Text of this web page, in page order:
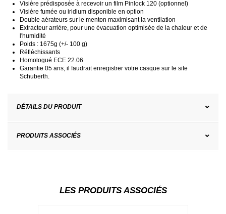
Visière prédisposée à recevoir un film Pinlock 120 (optionnel)
Visière fumée ou iridium disponible en option
Double aérateurs sur le menton maximisant la ventilation
Extracteur arrière, pour une évacuation optimisée de la chaleur et de
l'humidité
Poids : 1675g (+/- 100 g)
Réfléchissants
Homologué ECE 22.06
Garantie 05 ans, il faudrait enregistrer votre casque sur le site
Schuberth.
DÉTAILS DU PRODUIT
PRODUITS ASSOCIÉS
LES PRODUITS ASSOCIÉS